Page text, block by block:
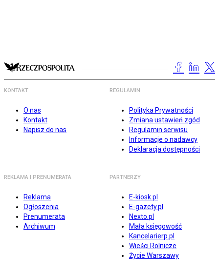
KONTAKT
O nas
Kontakt
Napisz do nas
REGULAMIN
Polityka Prywatności
Zmiana ustawień zgód
Regulamin serwisu
Informacje o nadawcy
Deklaracja dostępności
REKLAMA I PRENUMERATA
Reklama
Ogłoszenia
Prenumerata
Archiwum
PARTNERZY
E-kiosk.pl
E-gazety.pl
Nexto.pl
Mała księgowość
Kancelarierp.pl
Wieści Rolnicze
Życie Warszawy